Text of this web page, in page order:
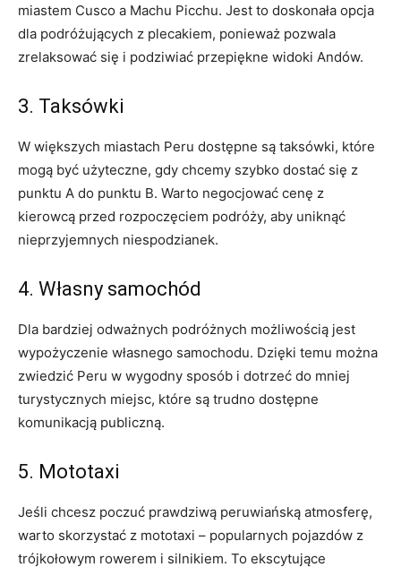
miastem ‌Cusco a Machu Picchu. ‌Jest to⁢ doskonała opcja
dla podróżujących z plecakiem, ponieważ pozwala
zrelaksować się i podziwiać przepiękne widoki Andów.
3. Taksówki
W większych miastach Peru​ dostępne są ‌taksówki, które
mogą być użyteczne,⁣ gdy chcemy szybko‌ dostać się z
punktu A do ⁣punktu B. Warto negocjować ‍cenę z
kierowcą przed rozpoczęciem ​podróży, aby uniknąć
nieprzyjemnych niespodzianek.
4. Własny⁣ samochód
Dla bardziej odważnych podróżnych ‍możliwością jest
wypożyczenie własnego samochodu.‍ Dzięki temu można
zwiedzić Peru w⁤ wygodny sposób i dotrzeć do mniej
turystycznych miejsc, które są trudno dostępne
komunikacją publiczną.
5. Mototaxi
Jeśli⁤ chcesz poczuć ​prawdziwą peruwiańską atmosferę,
warto skorzystać z mototaxi – popularnych pojazdów z
trójkołowym rowerem i⁢ silnikiem. To ekscytujące ​